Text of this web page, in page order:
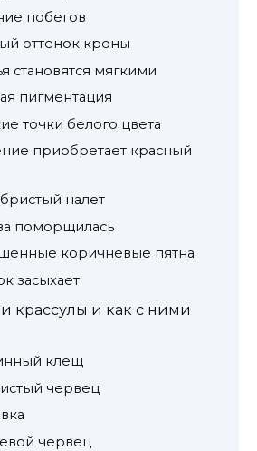
побегов
оттенок кроны
становятся мягкими
пигментация
точки белого цвета
приобретает красный
налет
поморщилась
коричневые пятна
засыхает
крассулы и как с ними
клещ
червец
червец